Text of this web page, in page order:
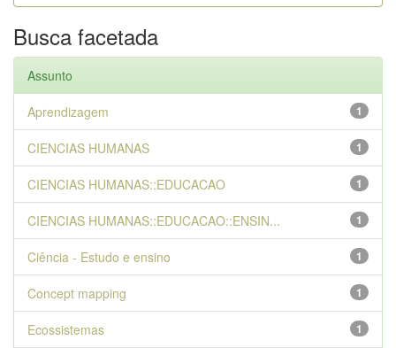
Busca facetada
Assunto
1
Aprendizagem
1
CIENCIAS HUMANAS
1
CIENCIAS HUMANAS::EDUCACAO
1
CIENCIAS HUMANAS::EDUCACAO::ENSIN...
1
Ciência - Estudo e ensino
1
Concept mapping
1
Ecossistemas